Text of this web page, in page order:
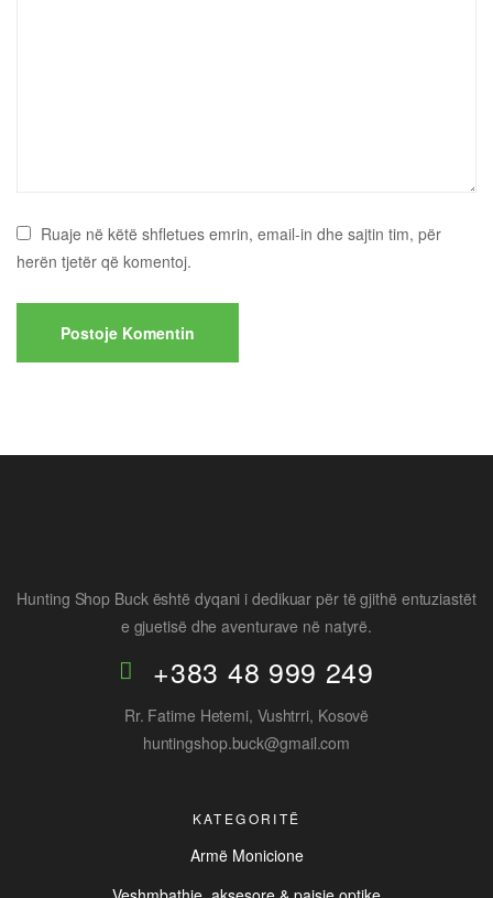
Ruaje në këtë shfletues emrin, email-in dhe sajtin tim, për
herën tjetër që komentoj.
Hunting Shop Buck është dyqani i dedikuar për të gjithë entuziastët
e gjuetisë dhe aventurave në natyrë.
+383 48 999 249
Rr. Fatime Hetemi, Vushtrri, Kosovë
huntingshop.buck@gmail.com
KATEGORITË
Armë Monicione